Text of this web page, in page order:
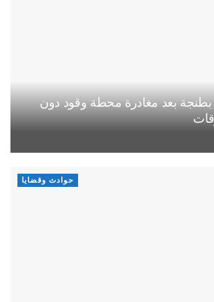
بعد مغادرة محطة وقود دون
حوادث وقضايا